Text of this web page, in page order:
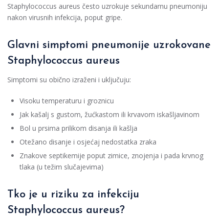
Staphylococcus aureus često uzrokuje sekundarnu pneumoniju
nakon virusnih infekcija, poput gripe.
Glavni simptomi pneumonije uzrokovane
Staphylococcus aureus
Simptomi su obično izraženi i uključuju:
Visoku temperaturu i groznicu
Jak kašalj s gustom, žućkastom ili krvavom iskašljavinom
Bol u prsima prilikom disanja ili kašlja
Otežano disanje i osjećaj nedostatka zraka
Znakove septikemije poput zimice, znojenja i pada krvnog
tlaka (u težim slučajevima)
Tko je u riziku za infekciju
Staphylococcus aureus?